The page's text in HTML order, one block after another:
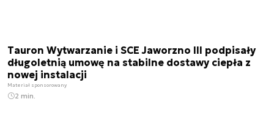
Tauron Wytwarzanie i SCE Jaworzno III podpisały
długoletnią umowę na stabilne dostawy ciepła z
nowej instalacji
Materiał sponsorowany
2 min.